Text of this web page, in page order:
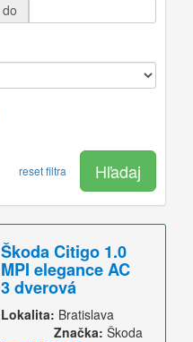
do
reset filtra Hľadaj
Škoda Citigo 1.0
MPI elegance AC
3 dverová
Lokalita: Bratislava
Značka: Škoda